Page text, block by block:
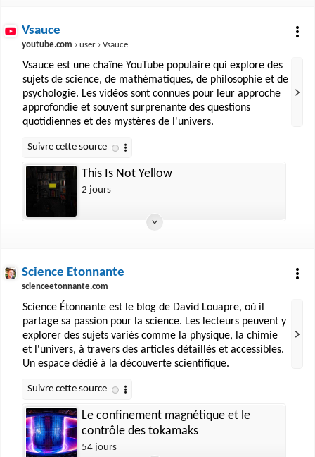
Vsauce
youtube.com › user › Vsauce
Vsauce est une chaîne YouTube populaire qui explore des
sujets de science, de mathématiques, de philosophie et de
psychologie. Les vidéos sont connues pour leur approche
approfondie et souvent surprenante des questions
quotidiennes et des mystères de l'univers.
This Is Not Yellow
2 jours
Science Etonnante
scienceetonnante.com
Science Étonnante est le blog de David Louapre, où il
partage sa passion pour la science. Les lecteurs peuvent y
explorer des sujets variés comme la physique, la chimie
et l'univers, à travers des articles détaillés et accessibles.
Un espace dédié à la découverte scientifique.
Le confinement magnétique et le
contrôle des tokamaks
54 jours